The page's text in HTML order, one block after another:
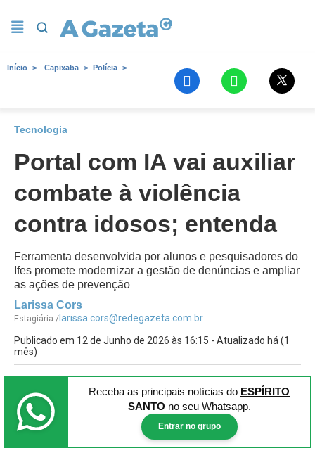
Início Capixaba Polícia
Tecnologia
Portal com IA vai auxiliar
combate à violência
contra idosos; entenda
Ferramenta desenvolvida por alunos e pesquisadores do
Ifes promete modernizar a gestão de denúncias e ampliar
as ações de prevenção
Larissa Cors
Estagiária / larissa.cors@redegazeta.com.br
Publicado em 12 de Junho de 2026 às 16:15 - Atualizado há (1
mês)
Receba as principais notícias do ESPÍRITO
SANTO no seu Whatsapp.
Entrar no grupo